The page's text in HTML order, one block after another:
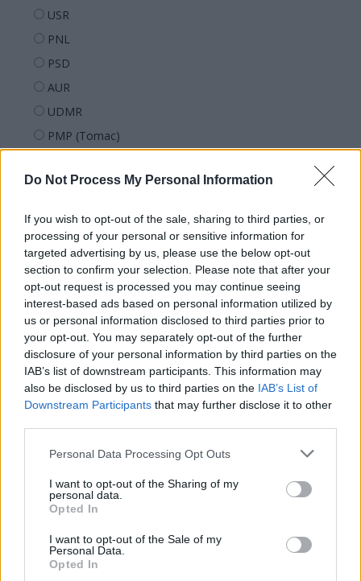
Do Not Process My Personal Information
If you wish to opt-out of the sale, sharing to third parties, or
processing of your personal or sensitive information for
targeted advertising by us, please use the below opt-out
section to confirm your selection. Please note that after your
opt-out request is processed you may continue seeing
interest-based ads based on personal information utilized by
us or personal information disclosed to third parties prior to
your opt-out. You may separately opt-out of the further
disclosure of your personal information by third parties on the
IAB’s list of downstream participants. This information may
also be disclosed by us to third parties on the IAB’s List of
Downstream Participants that may further disclose it to other
Personal Data Processing Opt Outs
I want to opt-out of the Sharing of my
personal data.
Opted In
I want to opt-out of the Sale of my
Personal Data.
Opted In
USR
PNL
PSD
AUR
UDMR
PMP (Tomac)
PNȚMM
SENS
SOS (Șoșoacă)
POT (Gavrilă)
PACE (Peia)
Acțiunea Conservatoare (Târziu)
PDF (Lazarus)
PUSL (D. Voiculescu)
PNȚCD (Pavelescu)
PNCR (Terheș)
Partidul Patrioților (Surugiu)
România pe Primul Loc (Ponta)